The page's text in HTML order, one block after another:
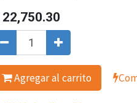
22,750.30
Agregar al carrito